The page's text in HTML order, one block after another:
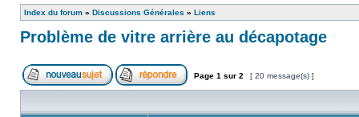
Index du forum » Discussions Générales » Liens
Problème de vitre arrière au décapotage
Page 1 sur 2 [ 20 message(s) ]